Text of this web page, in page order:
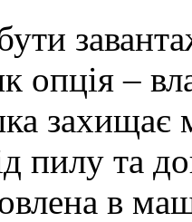
опція –
пилу та
​​в